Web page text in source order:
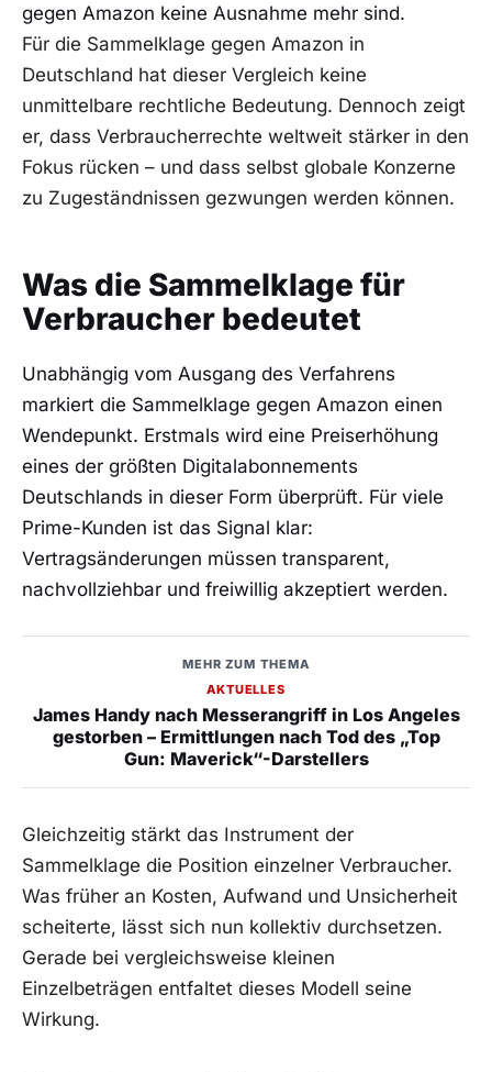
gegen Amazon keine Ausnahme mehr sind.
Für die Sammelklage gegen Amazon in
Deutschland hat dieser Vergleich keine
unmittelbare rechtliche Bedeutung. Dennoch zeigt
er, dass Verbraucherrechte weltweit stärker in den
Fokus rücken – und dass selbst globale Konzerne
zu Zugeständnissen gezwungen werden können.
Was die Sammelklage für
Verbraucher bedeutet
Unabhängig vom Ausgang des Verfahrens
markiert die Sammelklage gegen Amazon einen
Wendepunkt. Erstmals wird eine Preiserhöhung
eines der größten Digitalabonnements
Deutschlands in dieser Form überprüft. Für viele
Prime-Kunden ist das Signal klar:
Vertragsänderungen müssen transparent,
nachvollziehbar und freiwillig akzeptiert werden.
MEHR ZUM THEMA
AKTUELLES
James Handy nach Messerangriff in Los Angeles
gestorben – Ermittlungen nach Tod des „Top
Gun: Maverick“-Darstellers
Gleichzeitig stärkt das Instrument der
Sammelklage die Position einzelner Verbraucher.
Was früher an Kosten, Aufwand und Unsicherheit
scheiterte, lässt sich nun kollektiv durchsetzen.
Gerade bei vergleichsweise kleinen
Einzelbeträgen entfaltet dieses Modell seine
Wirkung.